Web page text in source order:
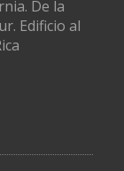
De la
Edificio al